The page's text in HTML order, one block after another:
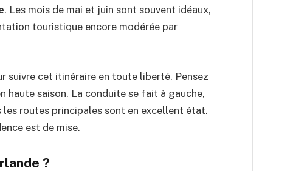
. Les mois de mai et juin sont souvent idéaux,
touristique encore modérée par
suivre cet itinéraire en toute liberté. Pensez
haute saison. La conduite se fait à gauche,
les routes principales sont en excellent état.
est de mise.
?